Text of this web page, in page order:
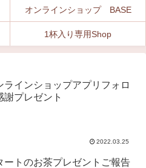
オンラインショップ BASE
1杯入り専用Shop
ラインショップアプリフォロ
謝プレゼント
2022.03.25
ートのお茶プレゼントご報告